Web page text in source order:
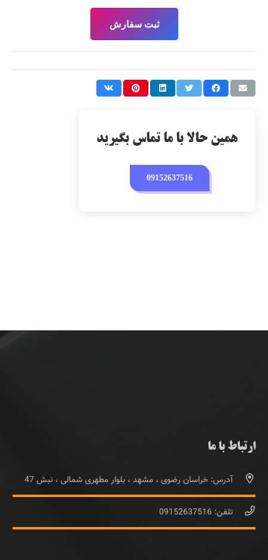
ثبت سفارش
همین حالا با ما تماس بگیرید
09152637516
ارتباط با ما
آدرس: خراسان رضوی ، مشهد ، بلوار مطهری شمالی ، نبش 47
تلفن: 09152637516